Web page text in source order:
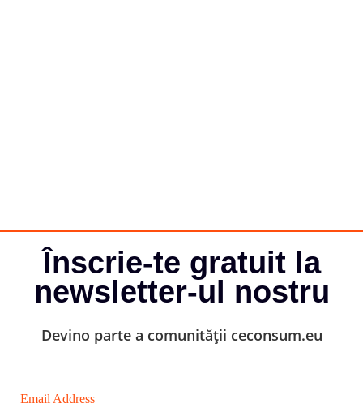
Înscrie-te gratuit la
newsletter-ul nostru
Devino parte a comunității ceconsum.eu
Email Address